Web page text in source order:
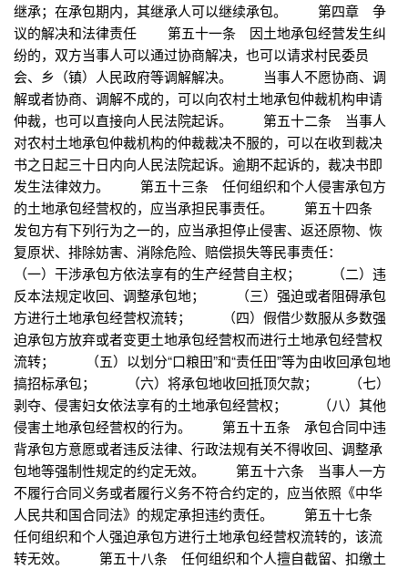
继承；在承包期内，其继承人可以继续承包。 第四章 争
议的解决和法律责任 第五十一条 因土地承包经营发生纠
纷的，双方当事人可以通过协商解决，也可以请求村民委员
会、乡（镇）人民政府等调解解决。 当事人不愿协商、调
解或者协商、调解不成的，可以向农村土地承包仲裁机构申请
仲裁，也可以直接向人民法院起诉。 第五十二条 当事人
对农村土地承包仲裁机构的仲裁裁决不服的，可以在收到裁决
书之日起三十日内向人民法院起诉。逾期不起诉的，裁决书即
发生法律效力。 第五十三条 任何组织和个人侵害承包方
的土地承包经营权的，应当承担民事责任。 第五十四条
发包方有下列行为之一的，应当承担停止侵害、返还原物、恢
复原状、排除妨害、消除危险、赔偿损失等民事责任：
（一）干涉承包方依法享有的生产经营自主权； （二）违
反本法规定收回、调整承包地； （三）强迫或者阻碍承包
方进行土地承包经营权流转； （四）假借少数服从多数强
迫承包方放弃或者变更土地承包经营权而进行土地承包经营权
流转； （五）以划分“口粮田”和“责任田”等为由收回承包地
搞招标承包； （六）将承包地收回抵顶欠款； （七）
剥夺、侵害妇女依法享有的土地承包经营权； （八）其他
侵害土地承包经营权的行为。 第五十五条 承包合同中违
背承包方意愿或者违反法律、行政法规有关不得收回、调整承
包地等强制性规定的约定无效。 第五十六条 当事人一方
不履行合同义务或者履行义务不符合约定的，应当依照《中华
人民共和国合同法》的规定承担违约责任。 第五十七条
任何组织和个人强迫承包方进行土地承包经营权流转的，该流
转无效。 第五十八条 任何组织和个人擅自截留、扣缴土